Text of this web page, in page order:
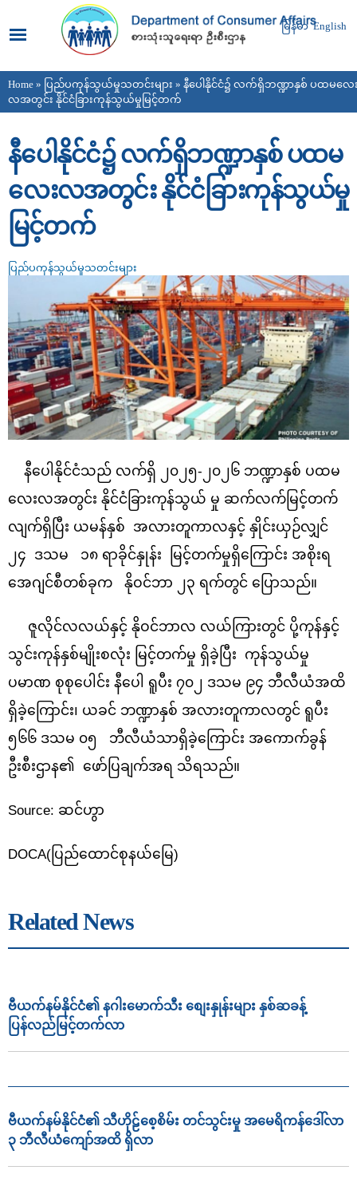
main
content
မြန်မာ English
You are here
Home » ပြည်ပကုန်သွယ်မှုသတင်းများ » နီပေါနိုင်ငံ၌ လက်ရှိဘဏ္ဍာနှစ် ပထမလေ
လအတွင်း နိုင်ငံခြားကုန်သွယ်မှုမြင့်တက်
နီပေါနိုင်ငံ၌ လက်ရှိဘဏ္ဍာနှစ် ပထမ
လေးလအတွင်း နိုင်ငံခြားကုန်သွယ်မှု
မြင့်တက်
ပြည်ပကုန်သွယ်မှုသတင်းများ
နီပေါနိုင်ငံသည် လက်ရှိ ၂၀၂၅-၂၀၂၆ ဘဏ္ဍာနှစ် ပထမ
လေးလအတွင်း နိုင်ငံခြားကုန်သွယ် မှု ဆက်လက်မြင့်တက်
လျက်ရှိပြီး ယမန်နှစ် အလားတူကာလနှင့် နှိုင်းယှဉ်လျှင်
၂၄ ဒသမ ၁၈ ရာခိုင်နှုန်း မြင့်တက်မှုရှိကြောင်း အစိုးရ
အေဂျင်စီတစ်ခုက နိုဝင်ဘာ ၂၃ ရက်တွင် ပြောသည်။
ဇူလိုင်လလယ်နှင့် နိုဝင်ဘာလ လယ်ကြားတွင် ပို့ကုန်နှင့်
သွင်းကုန်နှစ်မျိုးစလုံး မြင့်တက်မှု ရှိခဲ့ပြီး ကုန်သွယ်မှု
ပမာဏ စုစုပေါင်း နီပေါ ရူပီး ၇၀၂ ဒသမ ၉၄ ဘီလီယံအထိ
ရှိခဲ့ကြောင်း၊ ယခင် ဘဏ္ဍာနှစ် အလားတူကာလတွင် ရူပီး
၅၆၆ ဒသမ ၀၅ ဘီလီယံသာရှိခဲ့ကြောင်း အကောက်ခွန်
ဦးစီးဌာန၏ ဖော်ပြချက်အရ သိရသည်။
Source: ဆင်ဟွာ
DOCA(ပြည်ထောင်စုနယ်မြေ)
Related News
ဗီယက်နမ်နိုင်ငံ၏ နဂါးမောက်သီး စျေးနှုန်းများ နှစ်ဆခန့်
ပြန်လည်မြင့်တက်လာ
ဗီယက်နမ်နိုင်ငံ၏ သီဟိုဠ်စေ့စိမ်း တင်သွင်းမှု အမေရိကန်ဒေါ်လာ
၃ ဘီလီယံကျော်အထိ ရှိလာ